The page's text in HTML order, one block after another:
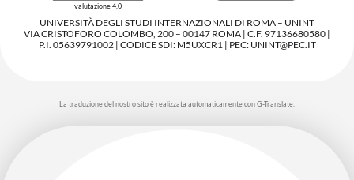
valutazione 4,0
UNIVERSITÀ DEGLI STUDI INTERNAZIONALI DI ROMA – UNINT
VIA CRISTOFORO COLOMBO, 200 – 00147 ROMA | C.F. 97136680580 |
P.I. 05639791002 | CODICE SDI: M5UXCR1 | PEC: UNINT@PEC.IT
La traduzione del nostro sito è realizzata automaticamente con G-Translate.